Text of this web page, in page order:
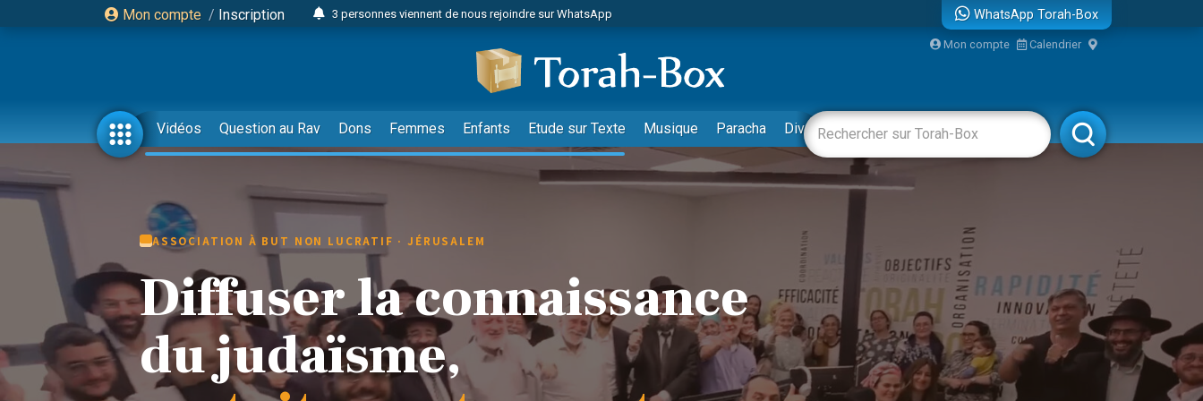
Mon compte / Inscription
3 personnes viennent de nous rejoindre sur WhatsApp
3 personnes viennent de faire un don pour 5 jours de vacances aux Orphelins
3 personnes viennent de faire un don pour Diane, 80 ans, dans un appartement insalubre
13 personnes viennent de demander une bénédiction
2 personnes viennent de nous rejoindre sur WhatsApp
30 personnes viennent de faire un don pour Sauvez la jambe de Yohan
Il reste 49 places pour étudier en groupe sur Zoom
3 personnes viennent de nous rejoindre sur WhatsApp
2 personnes viennent de nous rejoindre sur WhatsApp
3 personnes viennent de nous rejoindre sur WhatsApp
2 nouvelles musiques dans Torah-Box Music
8 personnes viennent de faire un don pour Tsédaka : pauvres d'Israel
Nouvelle émission radio : Visions de grandeur n°104 : Le Chabbath et le Birkat Hamazone à travers le temps
WhatsApp Torah-Box
Mon compte Calendrier
Vidéos Question au Rav Dons Femmes Enfants Etude sur Texte Musique Paracha Divertissements Livres Rabbanim
ASSOCIATION À BUT NON LUCRATIF · JÉRUSALEM
Diffuser la connaissance
du judaïsme,